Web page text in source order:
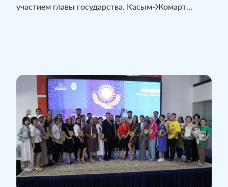
участием главы государства. Касым-Жомарт